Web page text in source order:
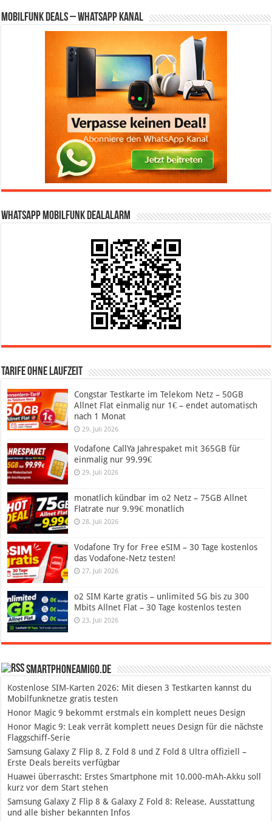
Mobilfunk Deals – WhatsApp Kanal
WhatsApp Mobilfunk DealAlarm
Tarife ohne Laufzeit
Congstar Testkarte im Telekom Netz – 50GB
Allnet Flat einmalig nur 1€ – endet automatisch
nach 1 Monat
29. Juli 2026
Vodafone CallYa Jahrespaket mit 365GB für
einmalig nur 99.99€
29. Juli 2026
monatlich kündbar im o2 Netz – 75GB Allnet
Flatrate nur 9.99€ monatlich
28. Juli 2026
Vodafone Try for Free eSIM – 30 Tage kostenlos
das Vodafone-Netz testen!
27. Juli 2026
o2 SIM Karte gratis – unlimited 5G bis zu 300
Mbits Allnet Flat – 30 Tage kostenlos testen
23. Juli 2026
SmartphoneAmigo.de
Kostenlose SIM-Karten 2026: Mit diesen 3 Testkarten kannst du
Mobilfunknetze gratis testen
Honor Magic 9 bekommt erstmals ein komplett neues Design
Honor Magic 9: Leak verrät komplett neues Design für die nächste
Flaggschiff-Serie
Samsung Galaxy Z Flip 8, Z Fold 8 und Z Fold 8 Ultra offiziell –
Erste Deals bereits verfügbar
Huawei überrascht: Erstes Smartphone mit 10.000-mAh-Akku soll
kurz vor dem Start stehen
Samsung Galaxy Z Flip 8 & Galaxy Z Fold 8: Release, Ausstattung
und alle bisher bekannten Infos